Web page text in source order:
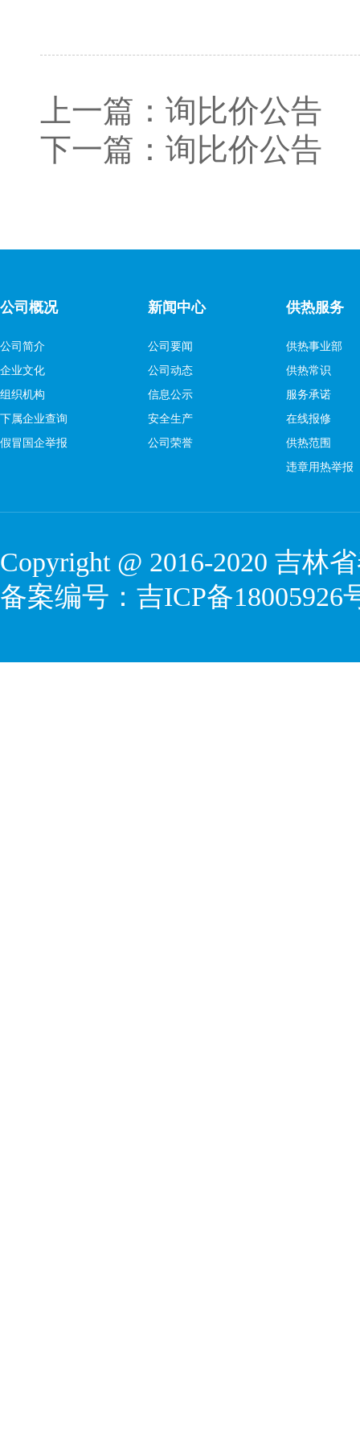
上一篇： 询比价公告
下一篇： 询比价公告
公司概况
公司简介
企业文化
组织机构
下属企业查询
假冒国企举报
新闻中心
公司要闻
公司动态
信息公示
安全生产
公司荣誉
供热服务
供热事业部
供热常识
服务承诺
在线报修
供热范围
违章用热举报
Copyright @ 2016-2020 吉林
备案编号： 吉ICP备18005926